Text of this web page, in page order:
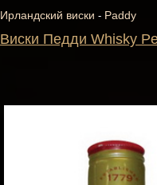
Ирландский виски - Paddy
Виски Педди Whisky